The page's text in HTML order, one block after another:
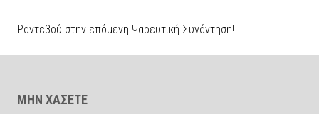
Ραντεβού στην επόμενη Ψαρευτική Συνάντηση!
ΜΗΝ ΧΑΣΕΤΕ